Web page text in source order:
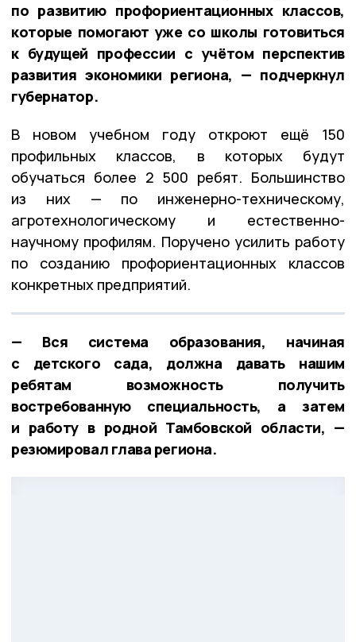
по развитию профориентационных классов,
которые помогают уже со школы готовиться
к будущей профессии с учётом перспектив
развития экономики региона, — подчеркнул
губернатор.
В новом учебном году откроют ещё 150
профильных классов, в которых будут
обучаться более 2 500 ребят. Большинство
из них — по инженерно-техническому,
агротехнологическому и естественно-
научному профилям. Поручено усилить работу
по созданию профориентационных классов
конкретных предприятий.
— Вся система образования, начиная
с детского сада, должна давать нашим
ребятам возможность получить
востребованную специальность, а затем
и работу в родной Тамбовской области, —
резюмировал глава региона.